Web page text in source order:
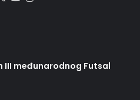
III međunarodnog Futsal